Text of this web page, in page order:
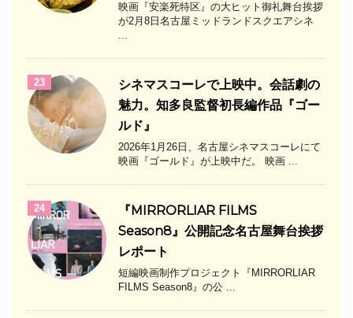
映画『安楽死特区』の大ヒット御礼舞台挨拶
が2月8日名古屋ミッドランドスクエアシネ
23
シネマスコーレで上映中。会話劇の
魅力。知多良監督初長編作品『ゴー
ルド』
2026年1月26日、名古屋シネマスコーレにて
映画『ゴールド』が上映中だ。 映画 ...
24
『MIRRORLIAR FILMS
Season8』公開記念名古屋舞台挨拶
レポート
短編映画制作プロジェクト『MIRRORLIAR
FILMS Season8』の公 ...